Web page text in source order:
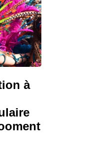
à